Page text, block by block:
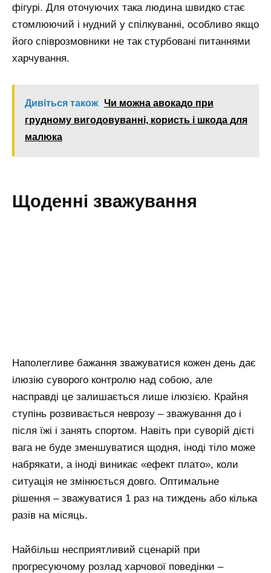
фігурі. Для оточуючих така людина швидко стає
стомлюючий і нудний у спілкуванні, особливо якщо
його співрозмовники не так стурбовані питаннями
харчування.
Дивіться також Чи можна авокадо при
грудному вигодовуванні, користь і шкода для
малюка
Щоденні зважування
Наполегливе бажання зважуватися кожен день дає
ілюзію суворого контролю над собою, але
насправді це залишається лише ілюзією. Крайня
ступінь розвивається неврозу – зважування до і
після їжі і занять спортом. Навіть при суворій дієті
вага не буде зменшуватися щодня, іноді тіло може
набрякати, а іноді виникає «ефект плато», коли
ситуація не змінюється довго. Оптимальне
рішення – зважуватися 1 раз на тиждень або кілька
разів на місяць.
Найбільш несприятливий сценарій при
прогресуючому розлад харчової поведінки –